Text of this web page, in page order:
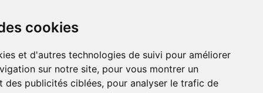
cookies
et d'autres technologies de suivi pour améliorer
sur notre site, pour vous montrer un
des publicités ciblées, pour analyser le trafic de